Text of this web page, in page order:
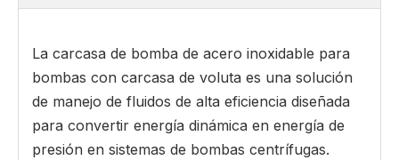
La carcasa de bomba de acero inoxidable para
bombas con carcasa de voluta es una solución
de manejo de fluidos de alta eficiencia diseñada
para convertir energía dinámica en energía de
presión en sistemas de bombas centrífugas.